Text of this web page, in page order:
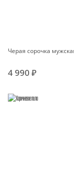
Черая сорочка
4 990 ₽